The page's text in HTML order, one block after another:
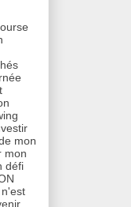
mon
mon
défi